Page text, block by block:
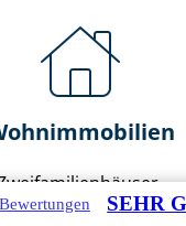
ReihenhäuserSEHR